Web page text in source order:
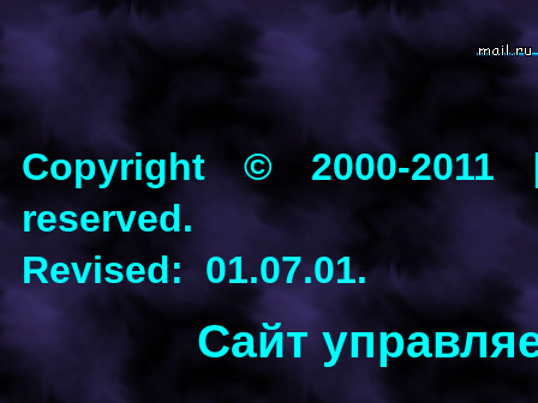
Copyright © 2000-
reserved.
Revised: 01.07.01.
Сайт